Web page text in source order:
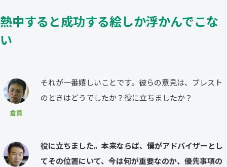
熱中すると成功する絵しか浮かんでこな
い
倉貫
それが一番嬉しいことです。彼らの意見は、ブレスト
のときはどうでしたか？役に立ちましたか？
役に立ちました。本来ならば、僕がアドバイザーとし
てその位置にいて、今は何が重要なのか、優先事項の